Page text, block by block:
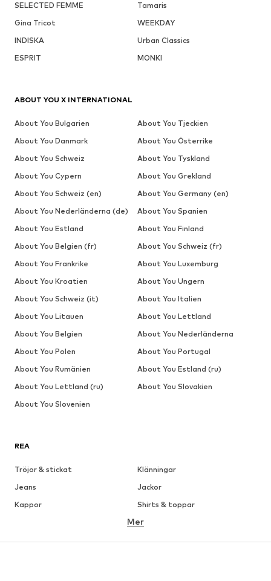
SELECTED FEMME
Tamaris
Gina Tricot
WEEKDAY
INDISKA
Urban Classics
ESPRIT
MONKI
REA
Tröjor & stickat
Klänningar
Jeans
Jackor
Kappor
Shirts & toppar
Underkläder
Kjolar
Blusar & tunikor
Mer
ABOUT YOU X INTERNATIONAL
About You Bulgarien
About You Tjeckien
About You Danmark
About You Österrike
About You Schweiz
About You Tyskland
About You Cypern
About You Grekland
About You Schweiz (en)
About You Germany (en)
About You Nederländerna (de)
About You Spanien
About You Estland
About You Finland
About You Belgien (fr)
About You Schweiz (fr)
About You Frankrike
About You Luxemburg
About You Kroatien
About You Ungern
About You Schweiz (it)
About You Italien
About You Litauen
About You Lettland
About You Belgien
About You Nederländerna
About You Polen
About You Portugal
About You Rumänien
About You Estland (ru)
About You Lettland (ru)
About You Slovakien
About You Slovenien